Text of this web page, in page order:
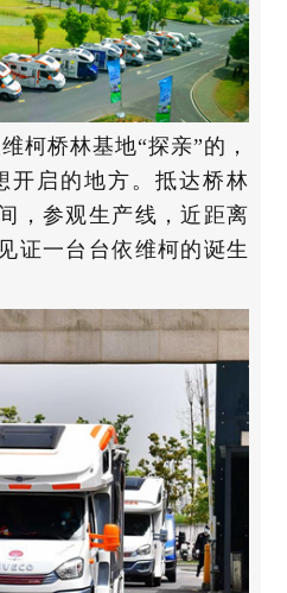
柯桥林基地“探亲”的，
开启的地方。抵达桥林
，参观生产线，近距离
证一台台依维柯的诞生